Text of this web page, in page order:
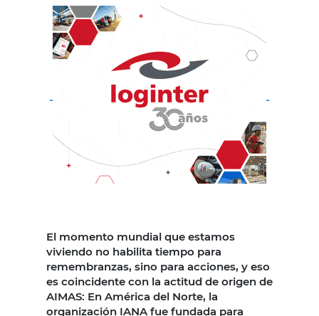
El momento mundial que estamos
viviendo no habilita tiempo para
remembranzas, sino para acciones, y eso
es coincidente con la actitud de origen de
AIMAS: En América del Norte, la
organización IANA fue fundada para